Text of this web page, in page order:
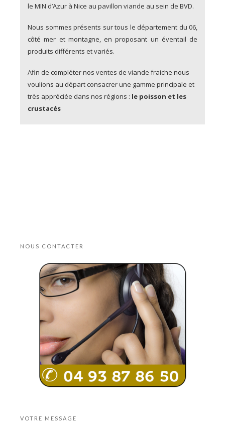
le MIN d’Azur à Nice au pavillon viande au sein de BVD.
Nous sommes présents sur tous le département du 06,
côté mer et montagne, en proposant un éventail de
produits différents et variés.
Afin de compléter nos ventes de viande fraiche nous
voulions au départ consacrer une gamme principale et
très appréciée dans nos régions : le poisson et les
crustacés
NOUS CONTACTER
VOTRE MESSAGE